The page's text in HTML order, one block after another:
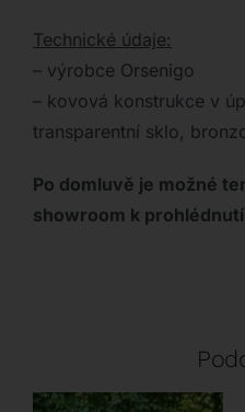
Technické údaje:
– výrobce Orsenigo
– kovová konstrukce v
transparentní sklo,
Po domluvě je možné
showroom k